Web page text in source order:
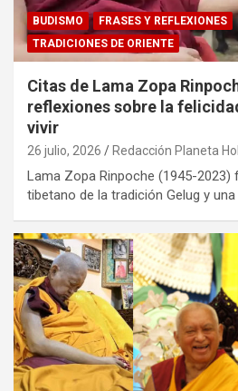
BUDISMO
FRASES Y REFLEXIONES
TRADICIONES DE ORIENTE
Citas de Lama Zopa
reflexiones sobre la
vivir
26 julio, 2026 Redacción Planeta
Lama Zopa Rinpoche (1945-
tibetano de la tradición Gelug y una